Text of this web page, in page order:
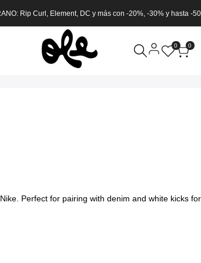
Rip Curl, Element, DC y más con -20%, -30% y hasta -
0 0
Perfect for pairing with denim and white kicks